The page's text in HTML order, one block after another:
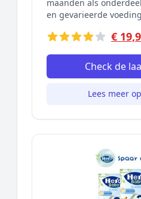
maanden als
en gevarieerde
€
Check de
Lees meer